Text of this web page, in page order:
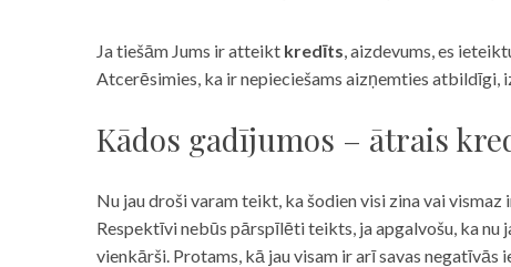
Ja tiešām Jums ir atteikt kredīts, aizdevums, es
Atcerēsimies, ka ir nepieciešams aizņemties atbildīgi,
Kādos gadījumos – ātrais
Nu jau droši varam teikt, ka šodien visi zina vai
Respektīvi nebūs pārspīlēti teikts, ja apgalvošu, ka nu
vienkārši. Protams, kā jau visam ir arī savas